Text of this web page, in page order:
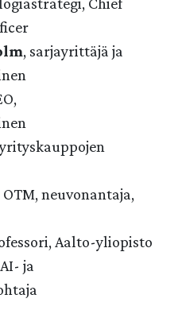
, sarjayrittäjä ja
OTM, neuvonantaja,
Aalto-yliopisto
ja